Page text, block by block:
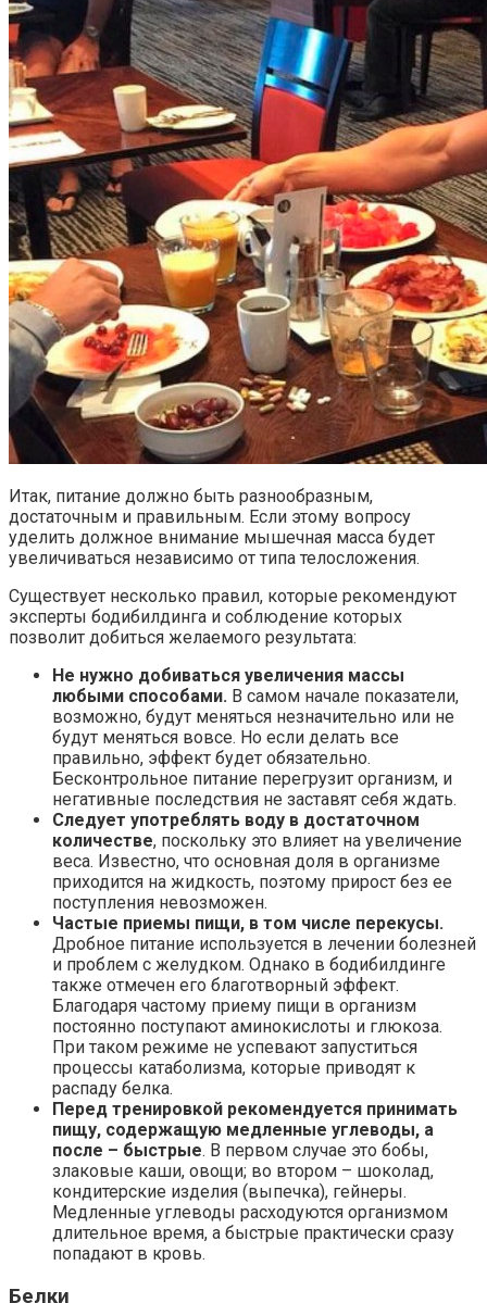
Итак, питание должно быть разнообразным,
достаточным и правильным. Если этому вопросу
уделить должное внимание мышечная масса будет
увеличиваться независимо от типа телосложения.
Существует несколько правил, которые рекомендуют
эксперты бодибилдинга и соблюдение которых
позволит добиться желаемого результата:
Не нужно добиваться увеличения массы
любыми способами. В самом начале показатели,
возможно, будут меняться незначительно или не
будут меняться вовсе. Но если делать все
правильно, эффект будет обязательно.
Бесконтрольное питание перегрузит организм, и
негативные последствия не заставят себя ждать.
Следует употреблять воду в достаточном
количестве, поскольку это влияет на увеличение
веса. Известно, что основная доля в организме
приходится на жидкость, поэтому прирост без ее
поступления невозможен.
Частые приемы пищи, в том числе перекусы.
Дробное питание используется в лечении болезней
и проблем с желудком. Однако в бодибилдинге
также отмечен его благотворный эффект.
Благодаря частому приему пищи в организм
постоянно поступают аминокислоты и глюкоза.
При таком режиме не успевают запуститься
процессы катаболизма, которые приводят к
распаду белка.
Перед тренировкой рекомендуется принимать
пищу, содержащую медленные углеводы, а
после – быстрые. В первом случае это бобы,
злаковые каши, овощи; во втором – шоколад,
кондитерские изделия (выпечка), гейнеры.
Медленные углеводы расходуются организмом
длительное время, а быстрые практически сразу
попадают в кровь.
Белки